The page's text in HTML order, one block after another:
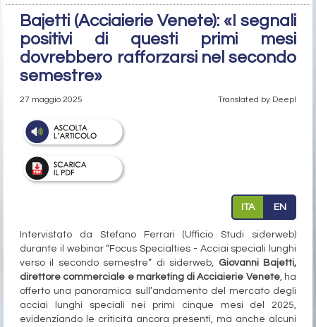
Bajetti (Acciaierie Venete): «I segnali
positivi di questi primi mesi
dovrebbero rafforzarsi nel secondo
semestre»
27 maggio 2025 Translated by Deepl
ITA EN
Intervistato da Stefano Ferrari (Ufficio Studi siderweb)
durante il webinar “Focus Specialties - Acciai speciali lunghi
verso il secondo semestre” di siderweb, Giovanni Bajetti,
direttore commerciale e marketing di Acciaierie Venete, ha
offerto una panoramica sull’andamento del mercato degli
acciai lunghi speciali nei primi cinque mesi del 2025,
evidenziando le criticità ancora presenti, ma anche alcuni